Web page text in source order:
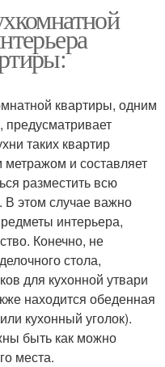
квартиры, одним
предусматривает
таких квартир
и составляет
разместить всю
В этом случае важно
интерьера,
Конечно, не
стола,
для кухонной утвари
находится обеденная
кухонный уголок).
быть как можно
места.